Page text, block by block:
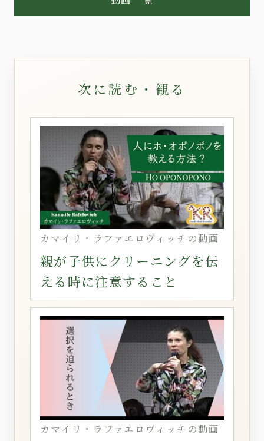
次に読む・観る
カマイリ・ラファエロヴィッチの動画
親が子供にクリーニングを伝
える時に注意すること
カマイリ・ラファエロヴィッチの動画